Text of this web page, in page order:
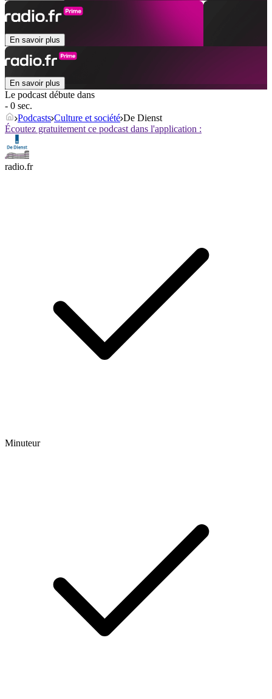
En savoir plus
En savoir plus
Le podcast débute dans
- 0 sec.
Podcasts Culture et société De Dienst
Écoutez gratuitement ce podcast dans l'application :
radio.fr
Minuteur